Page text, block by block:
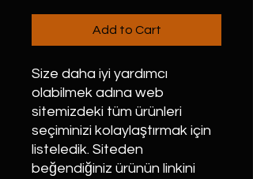
Add to Cart
Size daha iyi yardımcı
olabilmek adına web
sitemizdeki tüm ürünleri
seçiminizi kolaylaştırmak için
listeledik. Siteden
beğendiğiniz ürünün linkini